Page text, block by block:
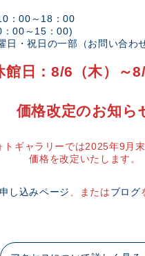
：00～18：00
00～15：00)
日・祝日の一部（お問い合わ
館日：8/6（木）～8/
価格改定のお知ら
トギャラリーでは2025年9月
価格を改定いたします。
し込みページ 、またはブログ